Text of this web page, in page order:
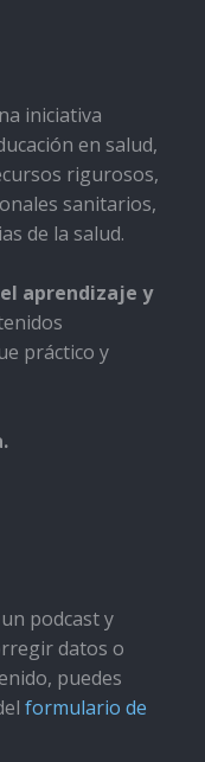
iniciativa
en salud,
rigurosos,
sanitarios,
de la salud.
aprendizaje y
práctico y
podcast y
datos o
puedes
formulario de